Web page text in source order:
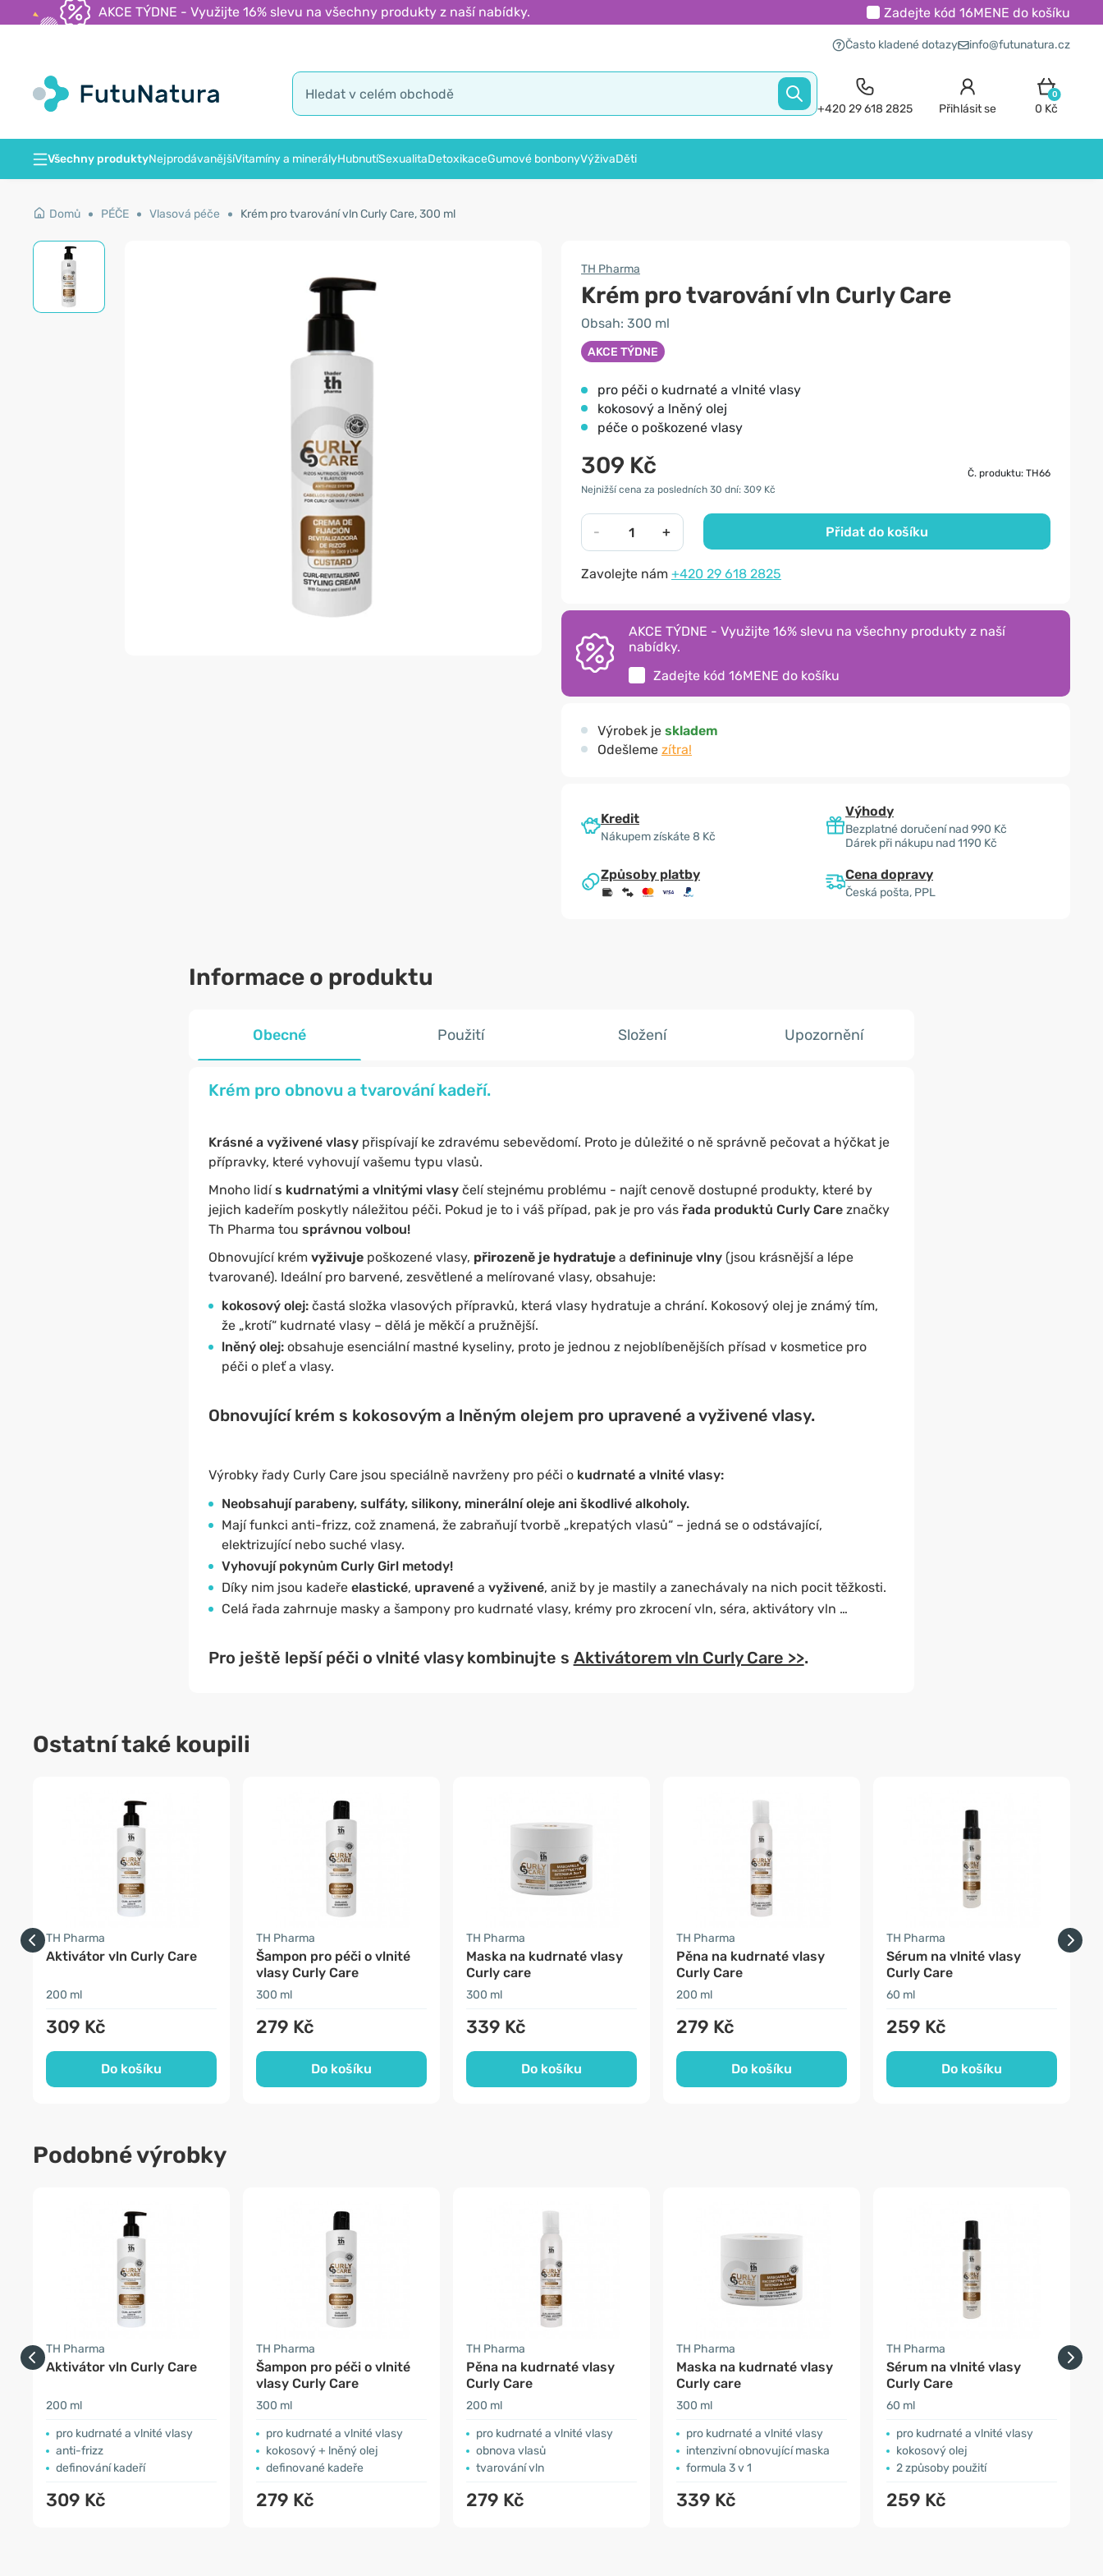
AKCE TÝDNE - Využijte 16% slevu na všechny produkty z naší nabídky. Zadejte kód 16MENE do košíku
Často kladené dotazy info@futunatura.cz
+420 29 618 2825 Přihlásit se
0
0 Kč
Všechny produktyNejprodávanějšíVitamíny a minerályHubnutíSexualitaDetoxikaceGumové bonbonyVýživaDěti
Domů PÉČE Vlasová péče Krém pro tvarování vln Curly Care, 300 ml
TH Pharma
Krém pro tvarování vln Curly Care
Obsah: 300 ml
AKCE TÝDNE
pro péči o kudrnaté a vlnité vlasy
kokosový a lněný olej
péče o poškozené vlasy
309 Kč
Č. produktu: TH66
Nejnižší cena za posledních 30 dní: 309 Kč
- + Přidat do košíku
Zavolejte nám +420 29 618 2825
AKCE TÝDNE - Využijte 16% slevu na všechny produkty z naší
nabídky.
Zadejte kód 16MENE do košíku
Výrobek je skladem
Odešleme zítra!
Kredit
Nákupem získáte 8 Kč
Výhody
Bezplatné doručení nad 990 Kč
Dárek při nákupu nad 1190 Kč
Způsoby platby Cena dopravy
Česká pošta, PPL
Informace o produktu
Obecné Použití Složení Upozornění
Krém pro obnovu a tvarování kadeří.
Krásné a vyživené vlasypřispívají ke zdravému sebevědomí. Proto je důležité o ně správně pečovat a hýčkat je
přípravky, které vyhovují vašemu typu vlasů.
Mnoho lidís kudrnatými a vlnitými vlasyčelí stejnému problému - najít cenově dostupné produkty, které by
jejich kadeřím poskytly náležitou péči. Pokud je to i váš případ, pak je pro vásřada produktů Curly Careznačky
Th Pharma tou správnou volbou!
Obnovující krém vyživuje poškozené vlasy, přirozeně je hydratuje a defininuje vlny (jsou krásnější a lépe
tvarované). Ideální pro barvené, zesvětlené a melírované vlasy, obsahuje:
kokosový olej: častá složka vlasových přípravků, která vlasy hydratuje a chrání. Kokosový olej je známý tím,
že „krotí“ kudrnaté vlasy – dělá je měkčí a pružnější.
lněný olej:obsahuje esenciální mastné kyseliny, proto je jednou z nejoblíbenějších přísad v kosmetice pro
péči o pleť a vlasy.
Obnovující krém s kokosovým a lněným olejem pro upravené a vyživené vlasy.
Výrobky řady Curly Care jsou speciálně navrženy pro péči okudrnaté a vlnité vlasy:
Neobsahují parabeny, sulfáty, silikony, minerální oleje ani škodlivé alkoholy.
Mají funkci anti-frizz, což znamená, že zabraňují tvorbě „krepatých vlasů“ – jedná se o odstávající,
elektrizující nebo suché vlasy.
Vyhovují pokynům Curly Girl metody!
Díky nim jsou kadeře elastické, upravenéa vyživené, aniž by je mastily a zanechávaly na nich pocit těžkosti.
Celá řada zahrnuje masky a šampony pro kudrnaté vlasy, krémy pro zkrocení vln, séra, aktivátory vln …
Pro ještě lepší péči o vlnité vlasy kombinujte s Aktivátorem vln Curly Care >>.
Ostatní také koupili
TH Pharma
Aktivátor vln Curly Care
200 ml
309 Kč
Do košíku
TH Pharma
Šampon pro péči o vlnité
vlasy Curly Care
300 ml
279 Kč
Do košíku
TH Pharma
Maska na kudrnaté vlasy
Curly care
300 ml
339 Kč
Do košíku
TH Pharma
Pěna na kudrnaté vlasy
Curly Care
200 ml
279 Kč
Do košíku
TH Pharma
Sérum na vlnité vlasy
Curly Care
60 ml
259 Kč
Do košíku
Podobné výrobky
TH Pharma
Aktivátor vln Curly Care
200 ml
pro kudrnaté a vlnité vlasy
anti-frizz
definování kadeří
309 Kč
TH Pharma
Šampon pro péči o vlnité
vlasy Curly Care
300 ml
pro kudrnaté a vlnité vlasy
kokosový + lněný olej
definované kadeře
279 Kč
TH Pharma
Pěna na kudrnaté vlasy
Curly Care
200 ml
pro kudrnaté a vlnité vlasy
obnova vlasů
tvarování vln
279 Kč
TH Pharma
Maska na kudrnaté vlasy
Curly care
300 ml
pro kudrnaté a vlnité vlasy
intenzivní obnovující maska
formula 3 v 1
339 Kč
TH Pharma
Sérum na vlnité vlasy
Curly Care
60 ml
pro kudrnaté a vlnité vlasy
kokosový olej
2 způsoby použití
259 Kč